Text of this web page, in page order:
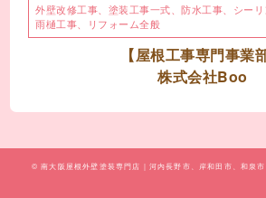
外壁改修工事、塗装工事⼀式、防水工事、シーリ
雨樋工事、
リフォーム全般
【屋根工事専門事業
株式会社Boo
©南大阪屋根外壁塗装専門店｜河内長野市、岸和田市、和泉